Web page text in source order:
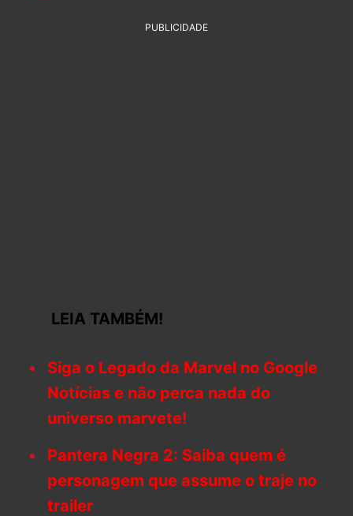
PUBLICIDADE
LEIA TAMBÉM!
Siga o Legado da Marvel no Google
Notícias e não perca nada do
universo marvete!
Pantera Negra 2: Saiba quem é
personagem que assume o traje no
trailer